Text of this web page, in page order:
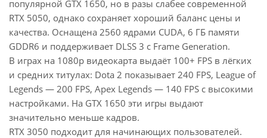
популярной GTX 1650, но в разы слабее современной
RTX 5050, однако сохраняет хороший баланс цены и
качества. Оснащена 2560 ядрами CUDA, 6 ГБ памяти
GDDR6 и поддерживает DLSS 3 с Frame Generation.
В играх на 1080p видеокарта выдаёт 100+ FPS в лёгких
и средних титулах: Dota 2 показывает 240 FPS, League of
Legends — 200 FPS, Apex Legends — 140 FPS с высокими
настройками. На GTX 1650 эти игры выдают
значительно меньше кадров.
RTX 3050 подходит для начинающих пользователей.